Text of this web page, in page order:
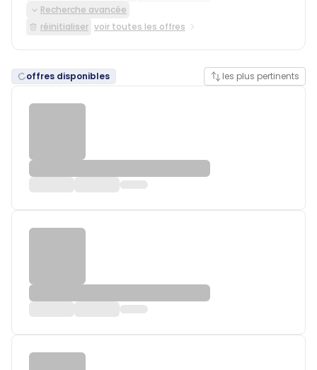
Recherche avancée
réinitialiser voir toutes les offres
offres disponibles les plus pertinents